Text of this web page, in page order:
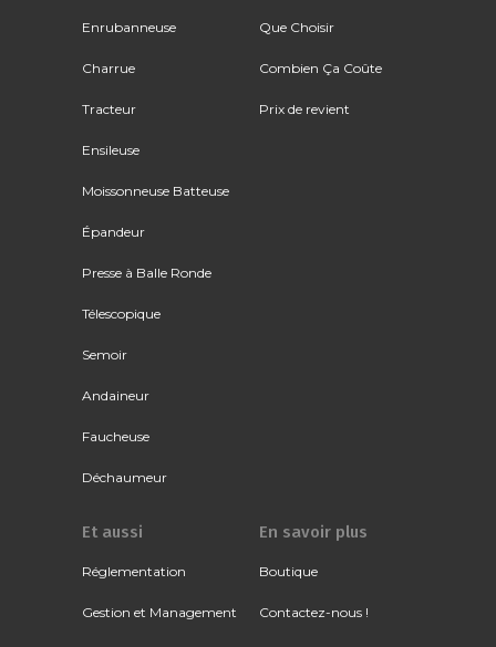
Enrubanneuse
Charrue
Tracteur
Ensileuse
Moissonneuse Batteuse
Épandeur
Presse à Balle Ronde
Télescopique
Semoir
Andaineur
Faucheuse
Déchaumeur
Que Choisir
Combien Ça Coûte
Prix de revient
Et aussi
Réglementation
Gestion et Management
En savoir plus
Boutique
Contactez-nous !